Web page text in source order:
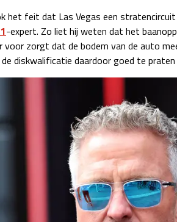
het feit dat Las Vegas een
-expert. Zo liet hij weten dat het
voor zorgt dat de bodem van de auto
diskwalificatie daardoor goed te